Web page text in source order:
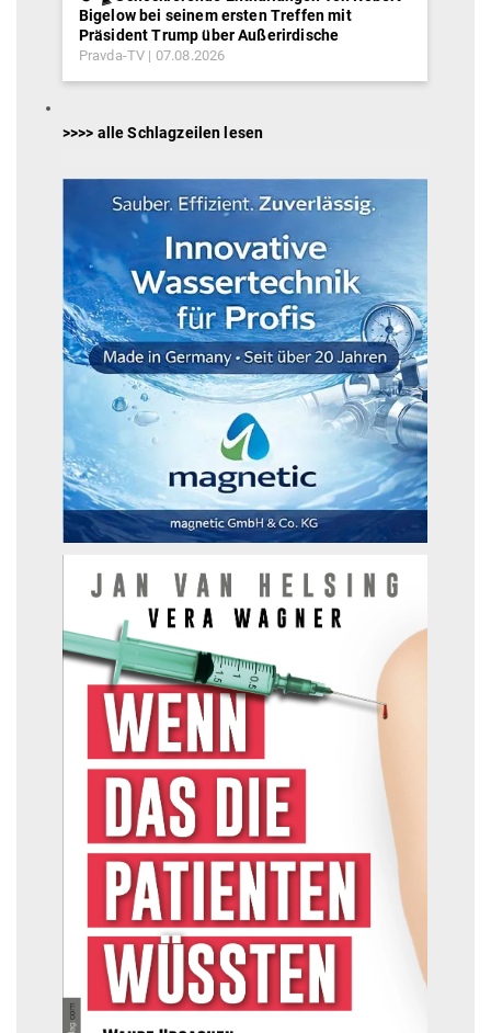
Bigelow bei seinem ersten Treffen mit
Präsident Trump über Außerirdische
Pravda-TV 07.08.2026
>>>> alle Schlagzeilen lesen